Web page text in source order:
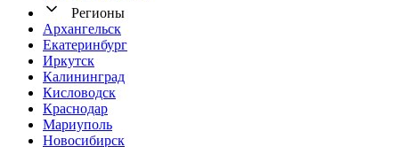
Регионы
Архангельск
Екатеринбург
Иркутск
Калининград
Кисловодск
Краснодар
Мариуполь
Новосибирск